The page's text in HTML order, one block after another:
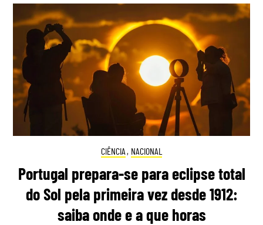
CIÊNCIA , NACIONAL
Portugal prepara-se para eclipse total
do Sol pela primeira vez desde 1912:
saiba onde e a que horas